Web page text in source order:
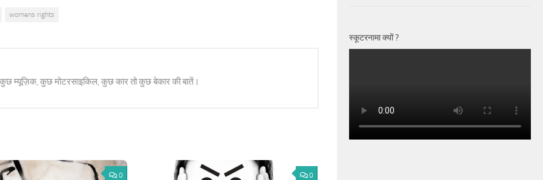
womens rights
म्यूज़िक, कुछ मोटरसाइकिल, कुछ कार तो कुछ बेकार की बातें।
0 0
स्कूटरनामा क्यों ?